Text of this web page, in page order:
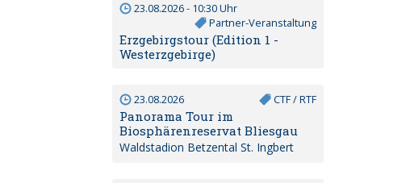
23.08.2026 - 10:30 Uhr
Partner-Veranstaltung
Erzgebirgstour (Edition 1 -
Westerzgebirge)
23.08.2026 CTF / RTF
Panorama Tour im
Biosphärenreservat Bliesgau
Waldstadion Betzental St. Ingbert